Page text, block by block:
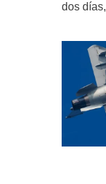
dos